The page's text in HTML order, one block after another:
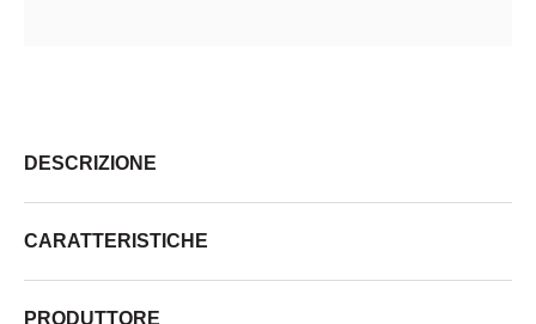
DESCRIZIONE
CARATTERISTICHE
PRODUTTORE